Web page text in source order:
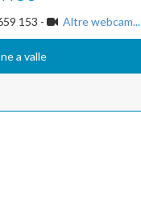
153 - Altre webcam...
a valle